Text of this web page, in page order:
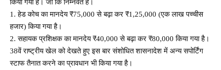
किया गया है। जो कि निम्नवत है।
1. हेड कोच का मानदेय ₹75,000 से बढ़ा कर ₹1,25,000 (एक लाख पच्चीस
हजार) किया गया है।
2. सहायक प्रशिक्षक का मानदेय ₹40,000 से बढ़ा कर ₹80,000 किया गया है।
38वें राष्ट्रीय खेल को देखते हुए इस बार संशोधित शासनादेश में अन्य सपोर्टिंग
स्टाफ तैनात करने का प्रावधान भी किया गया है।